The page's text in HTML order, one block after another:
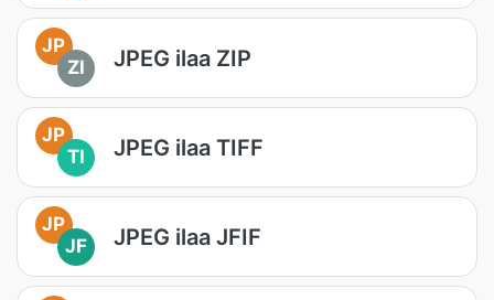
JP
ZI
JPEG ilaa ZIP
JP
TI
JPEG ilaa TIFF
JP
JF
JPEG ilaa JFIF